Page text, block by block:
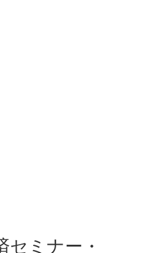
セミナー・